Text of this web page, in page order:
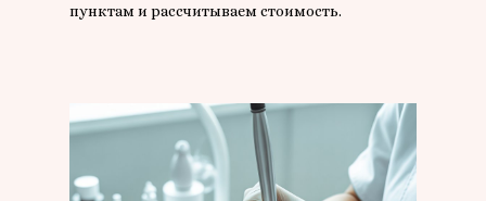
пунктам и рассчитываем стоимость.